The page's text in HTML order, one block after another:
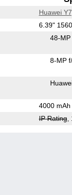
Huawei
6.39"
48-
8-MP
4000 mAh
IP Rating,